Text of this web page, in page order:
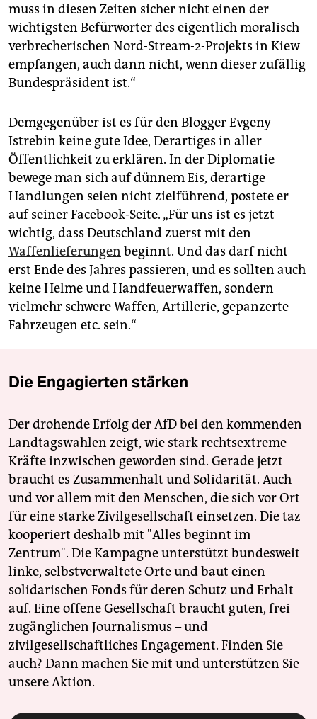
muss in diesen Zeiten sicher nicht einen der
wichtigsten Befürworter des eigentlich moralisch
verbrecherischen Nord-Stream-2-Projekts in Kiew
empfangen, auch dann nicht, wenn dieser zufällig
Bundespräsident ist.“
Demgegenüber ist es für den Blogger Evgeny
Istrebin keine gute Idee, Derartiges in aller
Öffentlichkeit zu erklären. In der Diplomatie
bewege man sich auf dünnem Eis, derartige
Handlungen seien nicht zielführend, postete er
auf seiner Facebook-Seite. „Für uns ist es jetzt
wichtig, dass Deutschland zuerst mit den
Waffenlieferungen beginnt. Und das darf nicht
erst Ende des Jahres passieren, und es sollten auch
keine Helme und Handfeuerwaffen, sondern
vielmehr schwere Waffen, Artillerie, gepanzerte
Fahrzeugen etc. sein.“
Die Engagierten stärken
Der drohende Erfolg der AfD bei den kommenden
Landtagswahlen zeigt, wie stark rechtsextreme
Kräfte inzwischen geworden sind. Gerade jetzt
braucht es Zusammenhalt und Solidarität. Auch
und vor allem mit den Menschen, die sich vor Ort
für eine starke Zivilgesellschaft einsetzen. Die taz
kooperiert deshalb mit "Alles beginnt im
Zentrum". Die Kampagne unterstützt bundesweit
linke, selbstverwaltete Orte und baut einen
solidarischen Fonds für deren Schutz und Erhalt
auf. Eine offene Gesellschaft braucht guten, frei
zugänglichen Journalismus – und
zivilgesellschaftliches Engagement. Finden Sie
auch? Dann machen Sie mit und unterstützen Sie
unsere Aktion.